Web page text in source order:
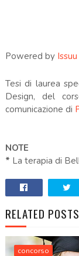
Powered by Issuu
Tesi di laurea
Design, del
comunicazione di
NOTE
* La terapia di
RELATED POSTS
concorso